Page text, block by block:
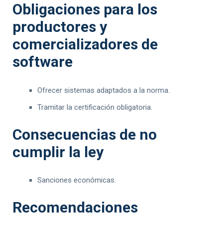
Obligaciones para los
productores y
comercializadores de
software
Ofrecer sistemas adaptados a la norma.
Tramitar la certificación obligatoria.
Consecuencias de no
cumplir la ley
Sanciones económicas.
Recomendaciones